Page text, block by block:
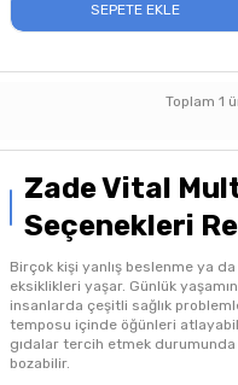
SEPETE EKLE
Toplam 1
Zade Vital
Seçenekleri
Birçok kişi yanlış beslenme ya
eksiklikleri yaşar. Günlük
insanlarda çeşitli sağlık
temposu içinde öğünleri
gıdalar tercih etmek
bozabilir.